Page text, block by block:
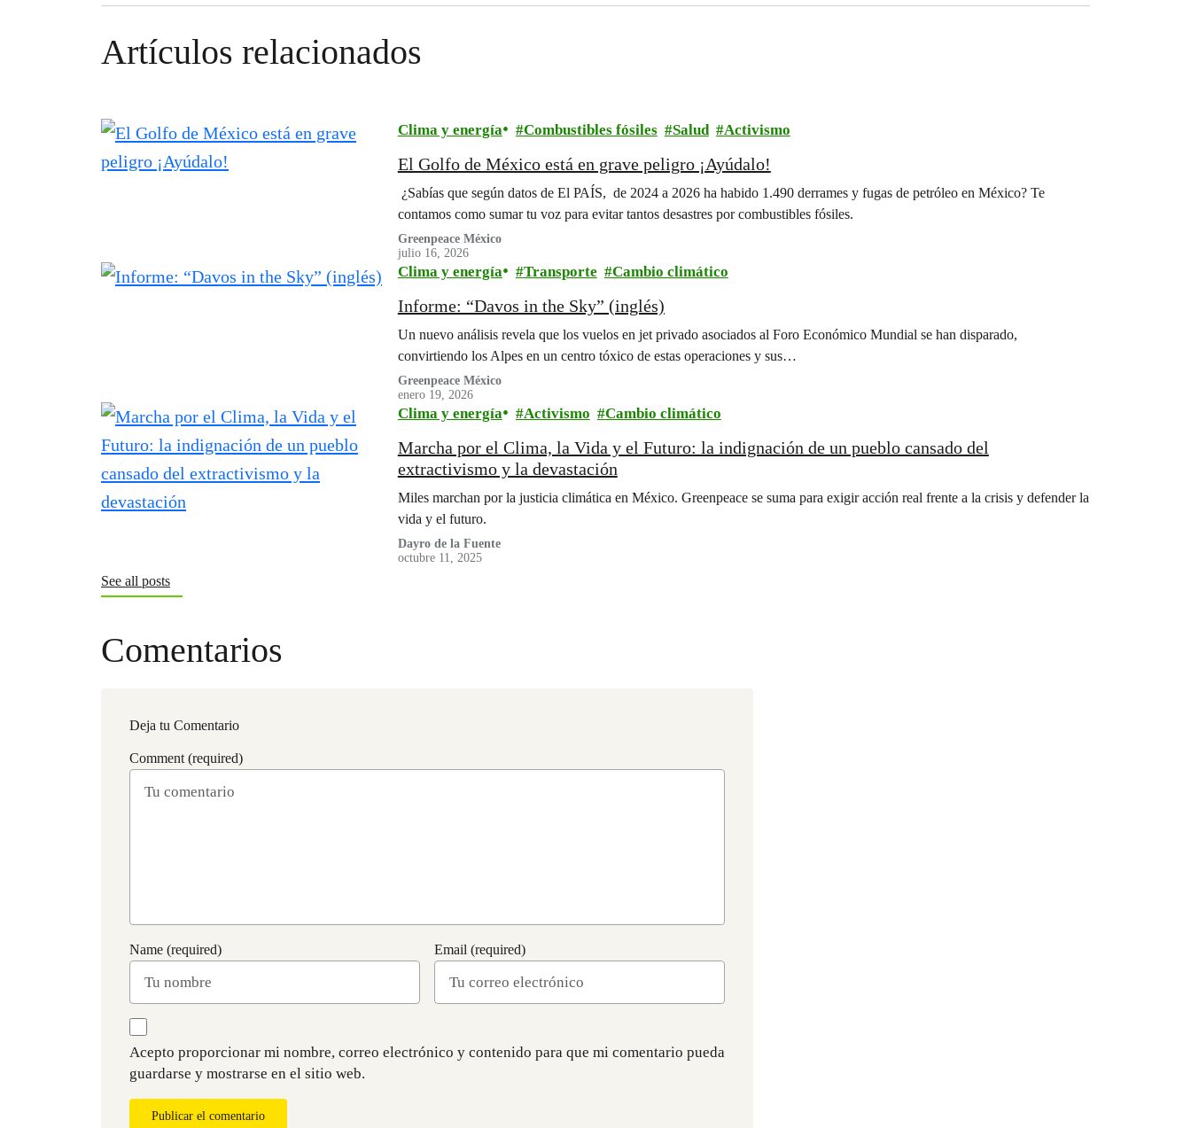
Artículos relacionados
Clima y energía Combustibles fósiles Salud Activismo
El Golfo de México está en grave peligro ¡Ayúdalo!
¿Sabías que según datos de El PAÍS, de 2024 a 2026 ha habido 1.490 derrames y fugas de petróleo en México? Te
contamos como sumar tu voz para evitar tantos desastres por combustibles fósiles.
Greenpeace México
julio 16, 2026
Clima y energía Transporte Cambio climático
Informe: “Davos in the Sky” (inglés)
Un nuevo análisis revela que los vuelos en jet privado asociados al Foro Económico Mundial se han disparado,
convirtiendo los Alpes en un centro tóxico de estas operaciones y sus…
Greenpeace México
enero 19, 2026
Clima y energía Activismo Cambio climático
Marcha por el Clima, la Vida y el Futuro: la indignación de un pueblo cansado del
extractivismo y la devastación
Miles marchan por la justicia climática en México. Greenpeace se suma para exigir acción real frente a la crisis y defender la
vida y el futuro.
Dayro de la Fuente
octubre 11, 2025
See all posts
Comentarios
Deja tu Comentario
Comment (required)
Name (required) Email (required)
Acepto proporcionar mi nombre, correo electrónico y contenido para que mi comentario pueda
guardarse y mostrarse en el sitio web.
Publicar el comentario